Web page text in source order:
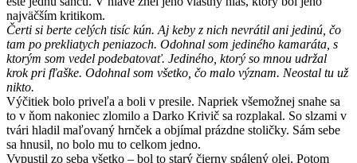
najväčším kritikom.
Čerti si berte celých tisíc kún. Aj keby z nich nevrátil ani jedinú, čo
tam po prekliatych peniazoch. Odohnal som jediného kamaráta, s
ktorým som vedel podebatovať. Jediného, ktorý so mnou udržal
krok pri fľaške. Odohnal som všetko, čo malo význam. Neostal tu už
nikto.
Výčitiek bolo priveľa a boli v presile. Napriek všemožnej snahe sa
to v ňom nakoniec zlomilo a Darko Krivič sa rozplakal. So slzami v
tvári hladil maľovaný hrnček a objímal prázdne stoličky. Sám sebe
sa hnusil, no bolo mu to celkom jedno.
Vypustil zo seba všetko – bol to starý čierny spálený olej. Potom